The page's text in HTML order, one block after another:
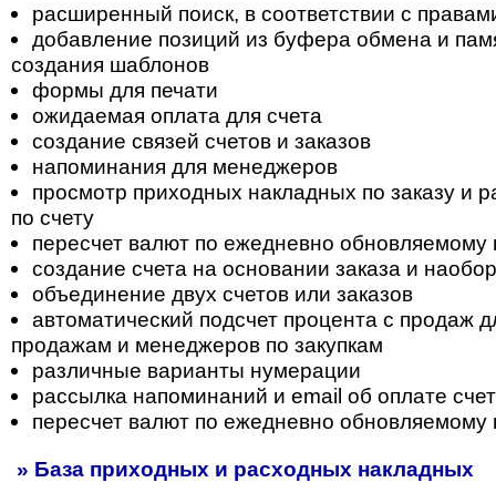
расширенный поиск, в соответствии с
добавление позиций из буфера обмена и
создания шаблонов
формы для печати
ожидаемая оплата для счета
создание связей счетов и заказов
напоминания для менеджеров
просмотр приходных накладных по заказу и
по счету
пересчет валют по ежедневно обновляемому
создание счета на основании заказа и
объединение двух счетов или заказов
автоматический подсчет процента с продаж
продажам и менеджеров по закупкам
различные варианты нумерации
рассылка напоминаний и email об оплате
пересчет валют по ежедневно обновляемому
» База приходных и расходных накладных